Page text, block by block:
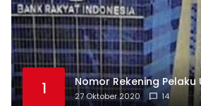
1 Nomor Rekening Pelaku
27 Oktober 2020 14